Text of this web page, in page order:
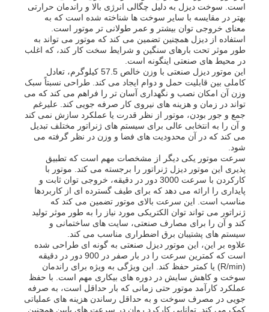
خانه
محصولات
فیلم های
دربارهی ما
کارخانه تور
کنترل کیفیت
تماس با ما
است. سوخت دیزل به دلیل چگالی انرژی بالا و راندمان حرارتی
بهتر در مقایسه با سایر سوخت ها شناخته شده است که به
معنای خروجی توان بیشتر و عمر طولانی تر موتور است.
استفاده از دیزل همچنین تضمین می کند که موتور می تواند به
طور موثر تحت بارهای سنگین و شرایط سخت کار کند، که اغلب
در محیط های صنعتی اینگونه است.
این موتور دیزل صنعتی با وزن خالص 57.5 کیلوگرم، تعادل
کاملی بین قابلیت حمل و دوام ایجاد می کند. طراحی نسبتاً سبک
وزن آن امکان نصب و نگهداری آسان تر را فراهم می کند که می
تواند در زمان و هزینه های نیروی کار صرفه جویی کند. علیرغم
جمع و جور بودن، موتور از نظر قدرت یا عملکرد سازش نمی کند
و آن را به انتخابی عالی برای سیستم های ژنراتور مختلف تبدیل
می کند که در آن محدودیت های فضا و وزن در نظر گرفته می
شود.
سرعت موتور یکی دیگر از مشخصات مهم است که تطبیق
پذیری این موتور دیزل ژنراتور را برجسته می کند. موتور با
کارکردن با سرعت 3000 دور در دقیقه، خروجی توان ثابت و
پایداری را ارائه می دهد که برای طیف گسترده ای از کاربردها
مناسب است. این سرعت بالای موتور تضمین می کند که
ژنراتور می تواند توان الکتریکی مورد نیاز را به طور موثر تولید
کند و آن را برای مصارف صنعتی، سایت های ساختمانی و
سیستم های پشتیبان برق اضطراری مناسب می کند.
علاوه بر این، این موتور دیزل صنعتی به گونه ای طراحی شده
است که کمترین سرعت را در بار صفر در 900 دور در دقیقه
(R/min) یا کمتر حفظ کند. این ویژگی به ویژه برای راندمان
سوخت و کاهش سایش در دوره های بیکاری مهم است. با حفظ
عملکرد کارآمد موتور حتی زمانی که بار حداقل است، به صرفه
جویی در مصرف سوخت و به حداقل رساندن هزینه های عملیاتی
کمک می کند. توانایی کارکرد روان در سرعت های پایین همچنین